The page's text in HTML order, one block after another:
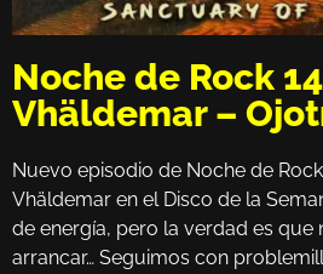
Noche de Rock
Vhäldemar –
Nuevo episodio de Noche de Rock
Vhäldemar en el Disco de la
de energía, pero la verdad es que
arrancar… Seguimos con